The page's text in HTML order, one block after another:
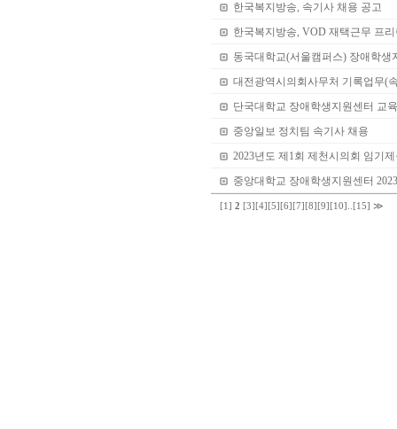
한국복지방송, 속기사 채용 공고
한국복지방송, VOD 재택근무 프
동국대학교(서울캠퍼스) 장애학
대전광역시의회사무처 기록업무(
단국대학교 장애학생지원센터 교
중앙일보 정치팀 속기사 채용
2023년도 제1회 제천시의회 임기
중앙대학교 장애학생지원센터
[1] 2 [3] [4] [5] [6] [7] [8] [9] [10] [15] ≫